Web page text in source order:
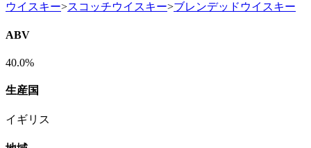
ウイスキー>スコッチウイスキー>ブレンデッドウイスキー
ABV
40.0%
生産国
イギリス